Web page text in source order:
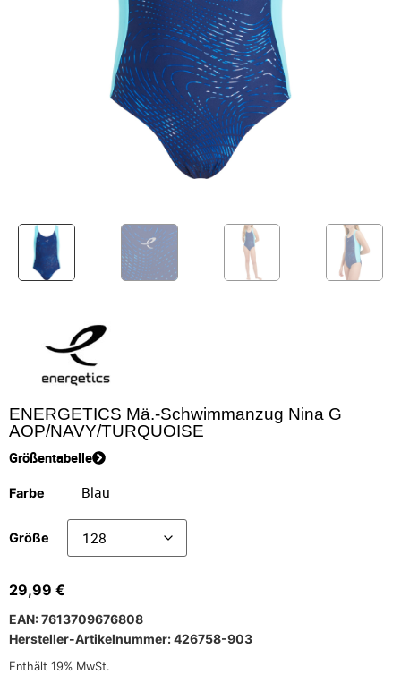
ENERGETICS Mä.-Schwimmanzug Nina G
AOP/NAVY/TURQUOISE
Größentabelle
Farbe
Größe
29,99 €
EAN: 7613709676808
Hersteller-Artikelnummer: 426758-903
Enthält 19% MwSt.